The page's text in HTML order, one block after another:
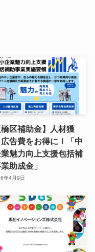
橋区補助金】人材獲
告費をお得に！「中
魅力向上支援包括補
助成金」
年4月9日